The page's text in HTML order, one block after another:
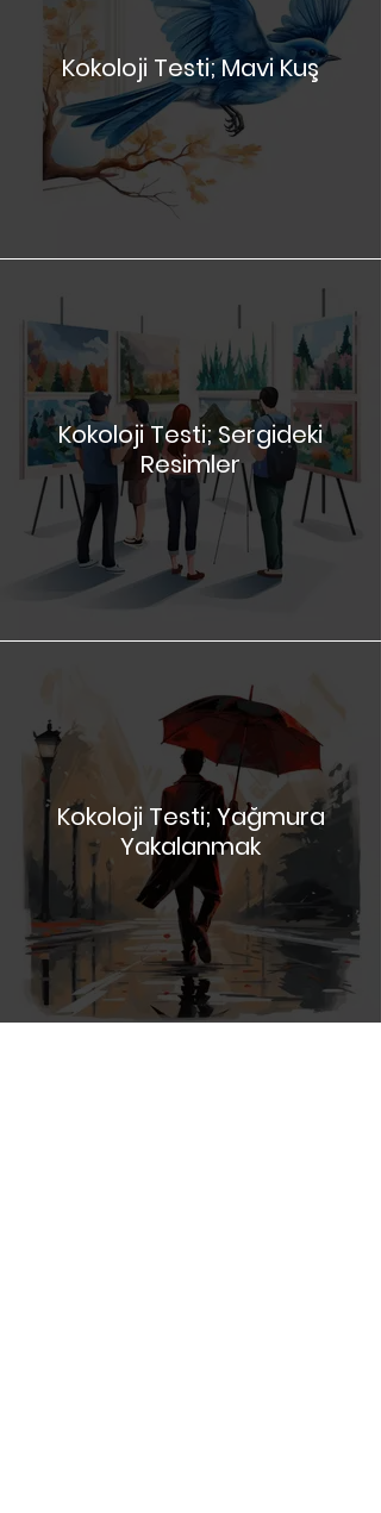
Kokoloji Testi; Mavi Kuş
Kokoloji Testi; Sergideki
Resimler
Kokoloji Testi; Yağmura
Yakalanmak